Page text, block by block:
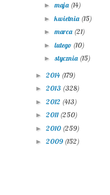
►maja (14)
►kwietnia (15)
►marca (21)
► lutego (10)
► stycznia (15)
► 2014 (179)
► 2013 (328)
► 2012 (413)
► 2011 (250)
► 2010 (259)
► 2009 (152)